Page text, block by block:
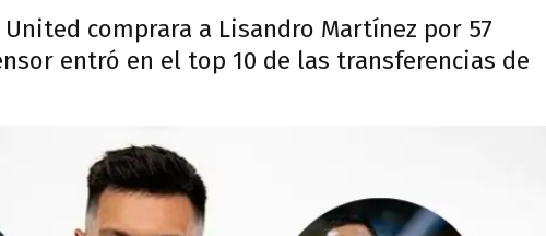
comprara a Lisandro Martínez por 57
entró en el top 10 de las transferencias de